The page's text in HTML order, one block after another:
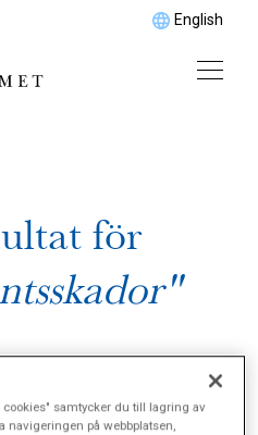
English
för
cookies" samtycker du till lagring av
navigeringen på webbplatsen,